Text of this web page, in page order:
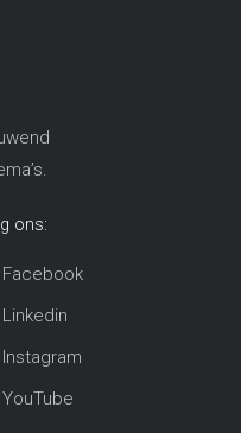
ons:
Facebook
Linkedin
Instagram
YouTube